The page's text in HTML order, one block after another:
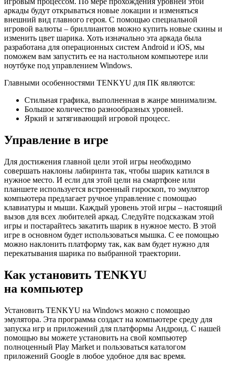
аркады будут открываться новые локации и изменяться
внешний вид главного героя. С помощью специальной
игровой валюты – бриллиантов можно купить новые скины и
изменить цвет шарика. Хоть изначально эта аркада была
разработана для операционных систем Android и iOS, мы
поможем вам запустить ее на настольном компьютере или
ноутбуке под управлением Windows.
Главными особенностями TENKYU для ПК являются:
Стильная графика, выполненная в жанре минимализм.
Большое количество разнообразных уровней.
Яркий и затягивающий игровой процесс.
Управление в игре
Для достижения главной цели этой игры необходимо
совершать наклоны лабиринта так, чтобы шарик катился в
нужное место. И если для этой цели на смартфоне или
планшете используется встроенный гироскоп, то эмулятор
компьютера предлагает ручное управление с помощью
клавиатуры и мыши. Каждый уровень этой игры – настоящий
вызов для всех любителей аркад. Следуйте подсказкам этой
игры и постарайтесь закатить шарик в нужное место. В этой
игре в основном будет использоваться мышка. С ее помощью
можно наклонить платформу так, как вам будет нужно для
перекатывания шарика по выбранной траектории.
Как установить TENKYU
на компьютер
Установить TENKYU на Windows можно с помощью
эмулятора. Эта программа создаст на компьютере среду для
запуска игр и приложений для платформы Андроид. С нашей
помощью вы можете установить на свой компьютер
полноценный Play Market и пользоваться каталогом
приложений Google в любое удобное для вас время.